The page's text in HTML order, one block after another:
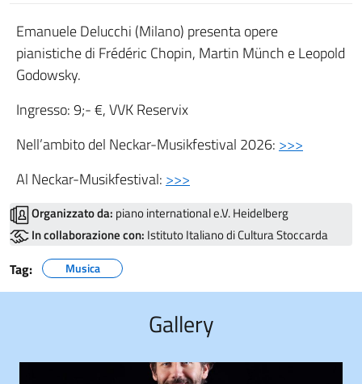
Emanuele Delucchi (Milano) presenta opere
pianistiche di Frédéric Chopin, Martin Münch e Leopold
Godowsky.
Ingresso: 9;- €, VVK Reservix
Nell’ambito del Neckar-Musikfestival 2026: >>>
Al Neckar-Musikfestival: >>>
Organizzato da: piano international e.V. Heidelberg
In collaborazione con: Istituto Italiano di Cultura Stoccarda
Tag: Musica
Gallery